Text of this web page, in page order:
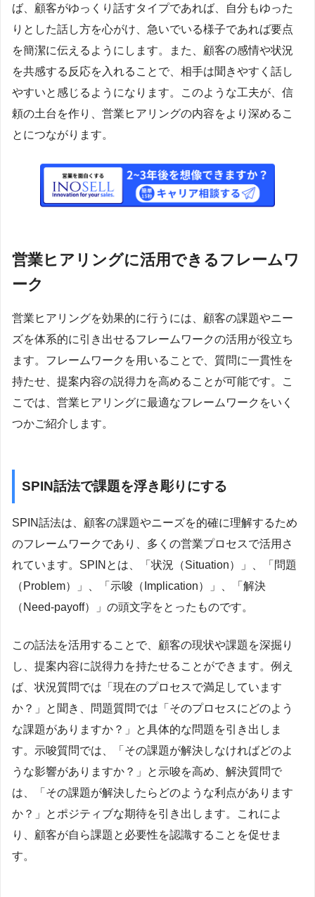
ば、顧客がゆっくり話すタイプであれば、自分もゆった
りとした話し方を心がけ、急いでいる様子であれば要点
を簡潔に伝えるようにします。また、顧客の感情や状況
を共感する反応を入れることで、相手は聞きやすく話し
やすいと感じるようになります。このような工夫が、信
頼の土台を作り、営業ヒアリングの内容をより深めるこ
とにつながります。
営業ヒアリングに活用できるフレームワ
ーク
営業ヒアリングを効果的に行うには、顧客の課題やニー
ズを体系的に引き出せるフレームワークの活用が役立ち
ます。フレームワークを用いることで、質問に一貫性を
持たせ、提案内容の説得力を高めることが可能です。こ
こでは、営業ヒアリングに最適なフレームワークをいく
つかご紹介します。
SPIN話法で課題を浮き彫りにする
SPIN話法は、顧客の課題やニーズを的確に理解するため
のフレームワークであり、多くの営業プロセスで活用さ
れています。SPINとは、「状況（Situation）」、「問題
（Problem）」、「示唆（Implication）」、「解決
（Need-payoff）」の頭文字をとったものです。
この話法を活用することで、顧客の現状や課題を深掘り
し、提案内容に説得力を持たせることができます。例え
ば、状況質問では「現在のプロセスで満足しています
か？」と聞き、問題質問では「そのプロセスにどのよう
な課題がありますか？」と具体的な問題を引き出しま
す。示唆質問では、「その課題が解決しなければどのよ
うな影響がありますか？」と示唆を高め、解決質問で
は、「その課題が解決したらどのような利点があります
か？」とポジティブな期待を引き出します。これによ
り、顧客が自ら課題と必要性を認識することを促せま
す。